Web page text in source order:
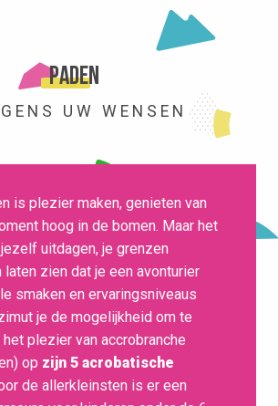
Paden
UW WENSEN
is plezier maken, genieten van
hoog in de bomen. Maar het
uitdagen, je grenzen
laten zien dat je een avonturier
smaken en ervaringsniveaus
je de mogelijkheid om te
plezier van accrobranche
op zijn 5 acrobatische
de allerkleinsten is er een